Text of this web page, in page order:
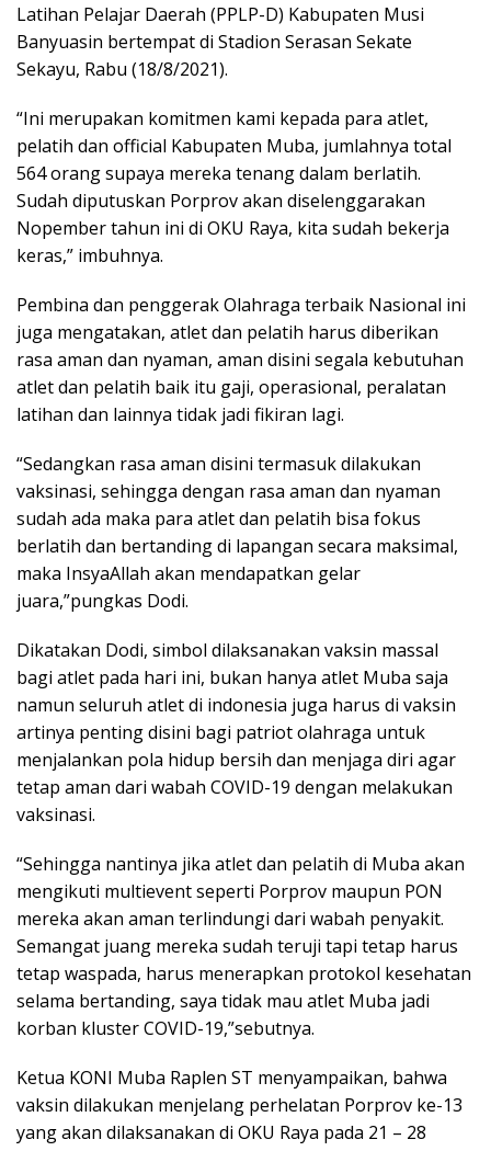
Latihan Pelajar Daerah (PPLP-D) Kabupaten Musi
Banyuasin bertempat di Stadion Serasan Sekate
Sekayu, Rabu (18/8/2021).
“Ini merupakan komitmen kami kepada para atlet,
pelatih dan official Kabupaten Muba, jumlahnya total
564 orang supaya mereka tenang dalam berlatih.
Sudah diputuskan Porprov akan diselenggarakan
Nopember tahun ini di OKU Raya, kita sudah bekerja
keras,” imbuhnya.
Pembina dan penggerak Olahraga terbaik Nasional ini
juga mengatakan, atlet dan pelatih harus diberikan
rasa aman dan nyaman, aman disini segala kebutuhan
atlet dan pelatih baik itu gaji, operasional, peralatan
latihan dan lainnya tidak jadi fikiran lagi.
“Sedangkan rasa aman disini termasuk dilakukan
vaksinasi, sehingga dengan rasa aman dan nyaman
sudah ada maka para atlet dan pelatih bisa fokus
berlatih dan bertanding di lapangan secara maksimal,
maka InsyaAllah akan mendapatkan gelar
juara,”pungkas Dodi.
Dikatakan Dodi, simbol dilaksanakan vaksin massal
bagi atlet pada hari ini, bukan hanya atlet Muba saja
namun seluruh atlet di indonesia juga harus di vaksin
artinya penting disini bagi patriot olahraga untuk
menjalankan pola hidup bersih dan menjaga diri agar
tetap aman dari wabah COVID-19 dengan melakukan
vaksinasi.
“Sehingga nantinya jika atlet dan pelatih di Muba akan
mengikuti multievent seperti Porprov maupun PON
mereka akan aman terlindungi dari wabah penyakit.
Semangat juang mereka sudah teruji tapi tetap harus
tetap waspada, harus menerapkan protokol kesehatan
selama bertanding, saya tidak mau atlet Muba jadi
korban kluster COVID-19,”sebutnya.
Ketua KONI Muba Raplen ST menyampaikan, bahwa
vaksin dilakukan menjelang perhelatan Porprov ke-13
yang akan dilaksanakan di OKU Raya pada 21 – 28